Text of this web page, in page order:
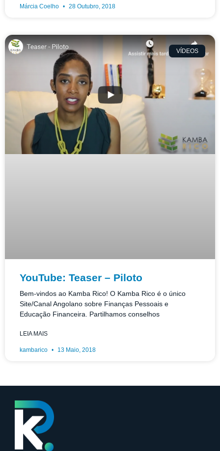
Márcia Coelho 28 Outubro, 2018
VÍDEOS
YouTube: Teaser – Piloto
Bem-vindos ao Kamba Rico! O Kamba Rico é o único
Site/Canal Angolano sobre Finanças Pessoais e
Educação Financeira. Partilhamos conselhos
LEIA MAIS
kambarico 13 Maio, 2018